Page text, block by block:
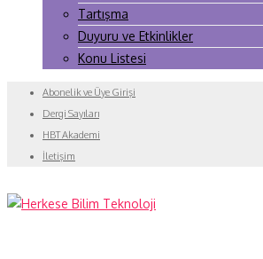
Tartışma
Duyuru ve Etkinlikler
Konu Listesi
Abonelik ve Üye Girişi
Dergi Sayıları
HBT Akademi
İletişim